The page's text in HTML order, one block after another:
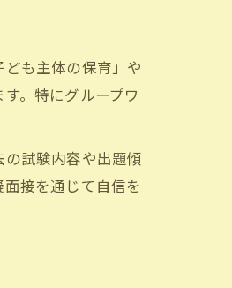
も主体の保育」や
。特にグループワ
試験内容や出題傾
接を通じて自信を